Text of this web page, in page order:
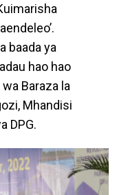
baada ya
hao hao
Baraza la
Mhandisi
DPG.